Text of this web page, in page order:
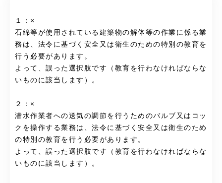
１：×
石綿等が使用されている建築物の解体等の作業に係る業
務は、法令に基づく安全又は衛生のための特別の教育を
行う必要があります。
よって、誤った選択肢です（教育を行わなければならな
いものに該当します）。
２：×
潜水作業者への送気の調節を行うためのバルブ又はコッ
クを操作する業務は、法令に基づく安全又は衛生のため
の特別の教育を行う必要があります。
よって、誤った選択肢です（教育を行わなければならな
いものに該当します）。